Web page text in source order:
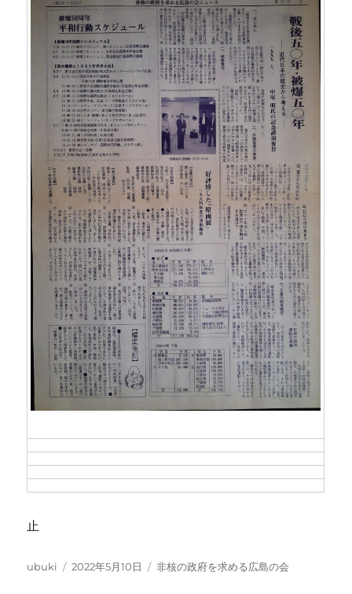
止
投
ubuki
投
2022年5月10日
カ
非核の政府を求める広島の会